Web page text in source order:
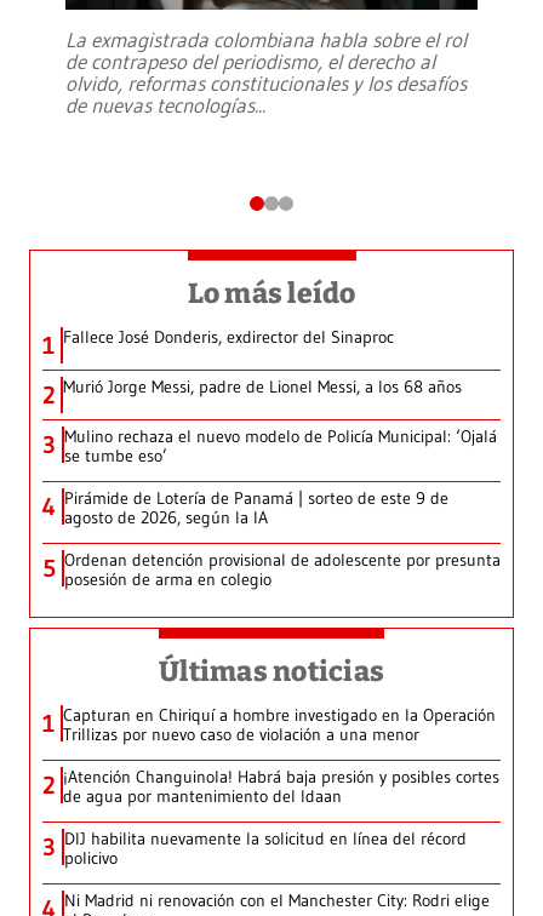
La exmagistrada colombiana habla sobre el rol
de contrapeso del periodismo, el derecho al
olvido, reformas constitucionales y los desafíos
de nuevas tecnologías...
Lo más leído
1 Fallece José Donderis, exdirector del Sinaproc
2 Murió Jorge Messi, padre de Lionel Messi, a los 68 años
3 Mulino rechaza el nuevo modelo de Policía Municipal: ‘Ojalá
se tumbe eso’
4 Pirámide de Lotería de Panamá | sorteo de este 9 de
agosto de 2026, según la IA
5 Ordenan detención provisional de adolescente por presunta
posesión de arma en colegio
Últimas noticias
1 Capturan en Chiriquí a hombre investigado en la Operación
Trillizas por nuevo caso de violación a una menor
2 ¡Atención Changuinola! Habrá baja presión y posibles cortes
de agua por mantenimiento del Idaan
3 DIJ habilita nuevamente la solicitud en línea del récord
policivo
4 Ni Madrid ni renovación con el Manchester City: Rodri elige